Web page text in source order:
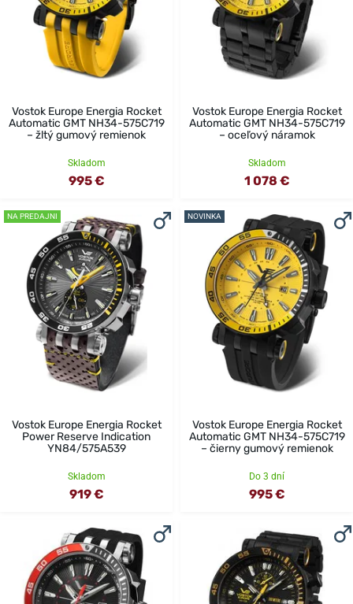
Vostok Europe Energia Rocket
Automatic GMT NH34-575C719
– žltý gumový remienok
Skladom
995 €
Vostok Europe Energia Rocket
Automatic GMT NH34-575C719
– oceľový náramok
Skladom
1 078 €
NA PREDAJNI
Vostok Europe Energia Rocket
Power Reserve Indication
YN84/575A539
Skladom
919 €
NOVINKA
Vostok Europe Energia Rocket
Automatic GMT NH34-575C719
– čierny gumový remienok
Do 3 dní
995 €